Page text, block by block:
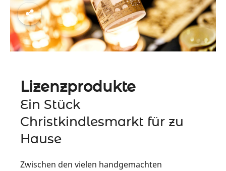
Lizenzprodukte
Ein Stück
Christkindlesmarkt für zu
Hause
Zwischen den vielen handgemachten